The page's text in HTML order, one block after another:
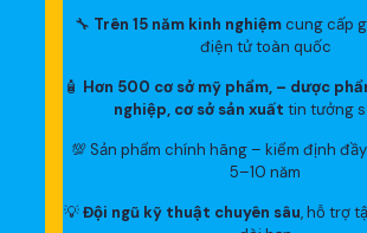
🔧 Trên 15 năm kinh nghiệmcung cấp
điện tử toàn quốc
🧴 Hơn 500 cơ sở mỹ phẩm, – dược
nghiệp, cơ sở sản xuất tin tưởng
💯 Sản phẩm chính hãng – kiểm định
5–10 năm
💡Đội ngũ kỹ thuật chuyên sâu, hỗ trợ